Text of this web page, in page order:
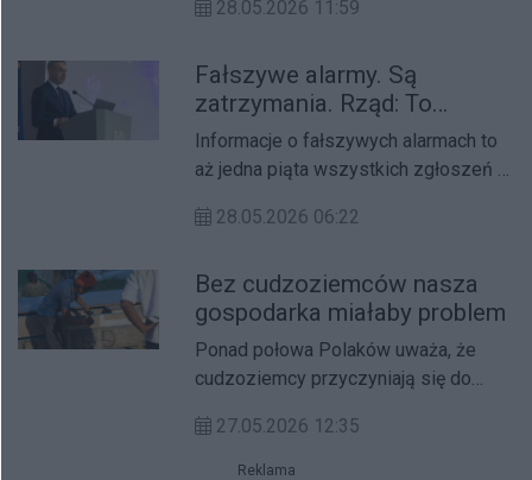
polityków. Jest stanowisko
28.05.2026 11:59
Fałszywe alarmy. Są
zatrzymania. Rząd: To
dopiero początek
Informacje o fałszywych alarmach to
aż jedna piąta wszystkich zgłoszeń –
Państwo sobie nie radzi? Radzi –
28.05.2026 06:22
Bez cudzoziemców nasza
gospodarka miałaby problem
Ponad połowa Polaków uważa, że
cudzoziemcy przyczyniają się do
Dlatego powinniśmy się otworzyć na
osoby z innych krajów.
27.05.2026 12:35
Reklama